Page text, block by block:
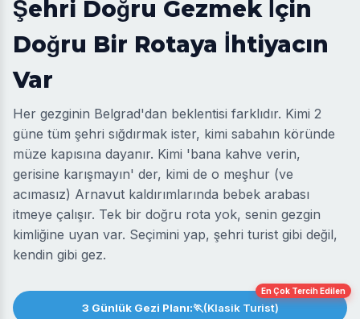
Şehri Doğru Gezmek İçin
Doğru Bir Rotaya İhtiyacın
Var
Her gezginin Belgrad'dan beklentisi farklıdır. Kimi 2
güne tüm şehri sığdırmak ister, kimi sabahın köründe
müze kapısına dayanır. Kimi 'bana kahve verin,
gerisine karışmayın' der, kimi de o meşhur (ve
acımasız) Arnavut kaldırımlarında bebek arabası
itmeye çalışır. Tek bir doğru rota yok, senin gezgin
kimliğine uyan var. Seçimini yap, şehri turist gibi değil,
kendin gibi gez.
3 Günlük Gezi Planı:🏃(Klasik Turist)
En Çok Tercih Edilen